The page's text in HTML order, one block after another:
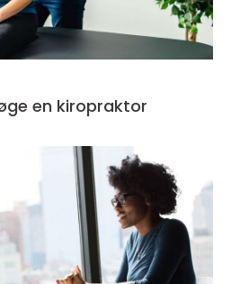
en kiropraktor